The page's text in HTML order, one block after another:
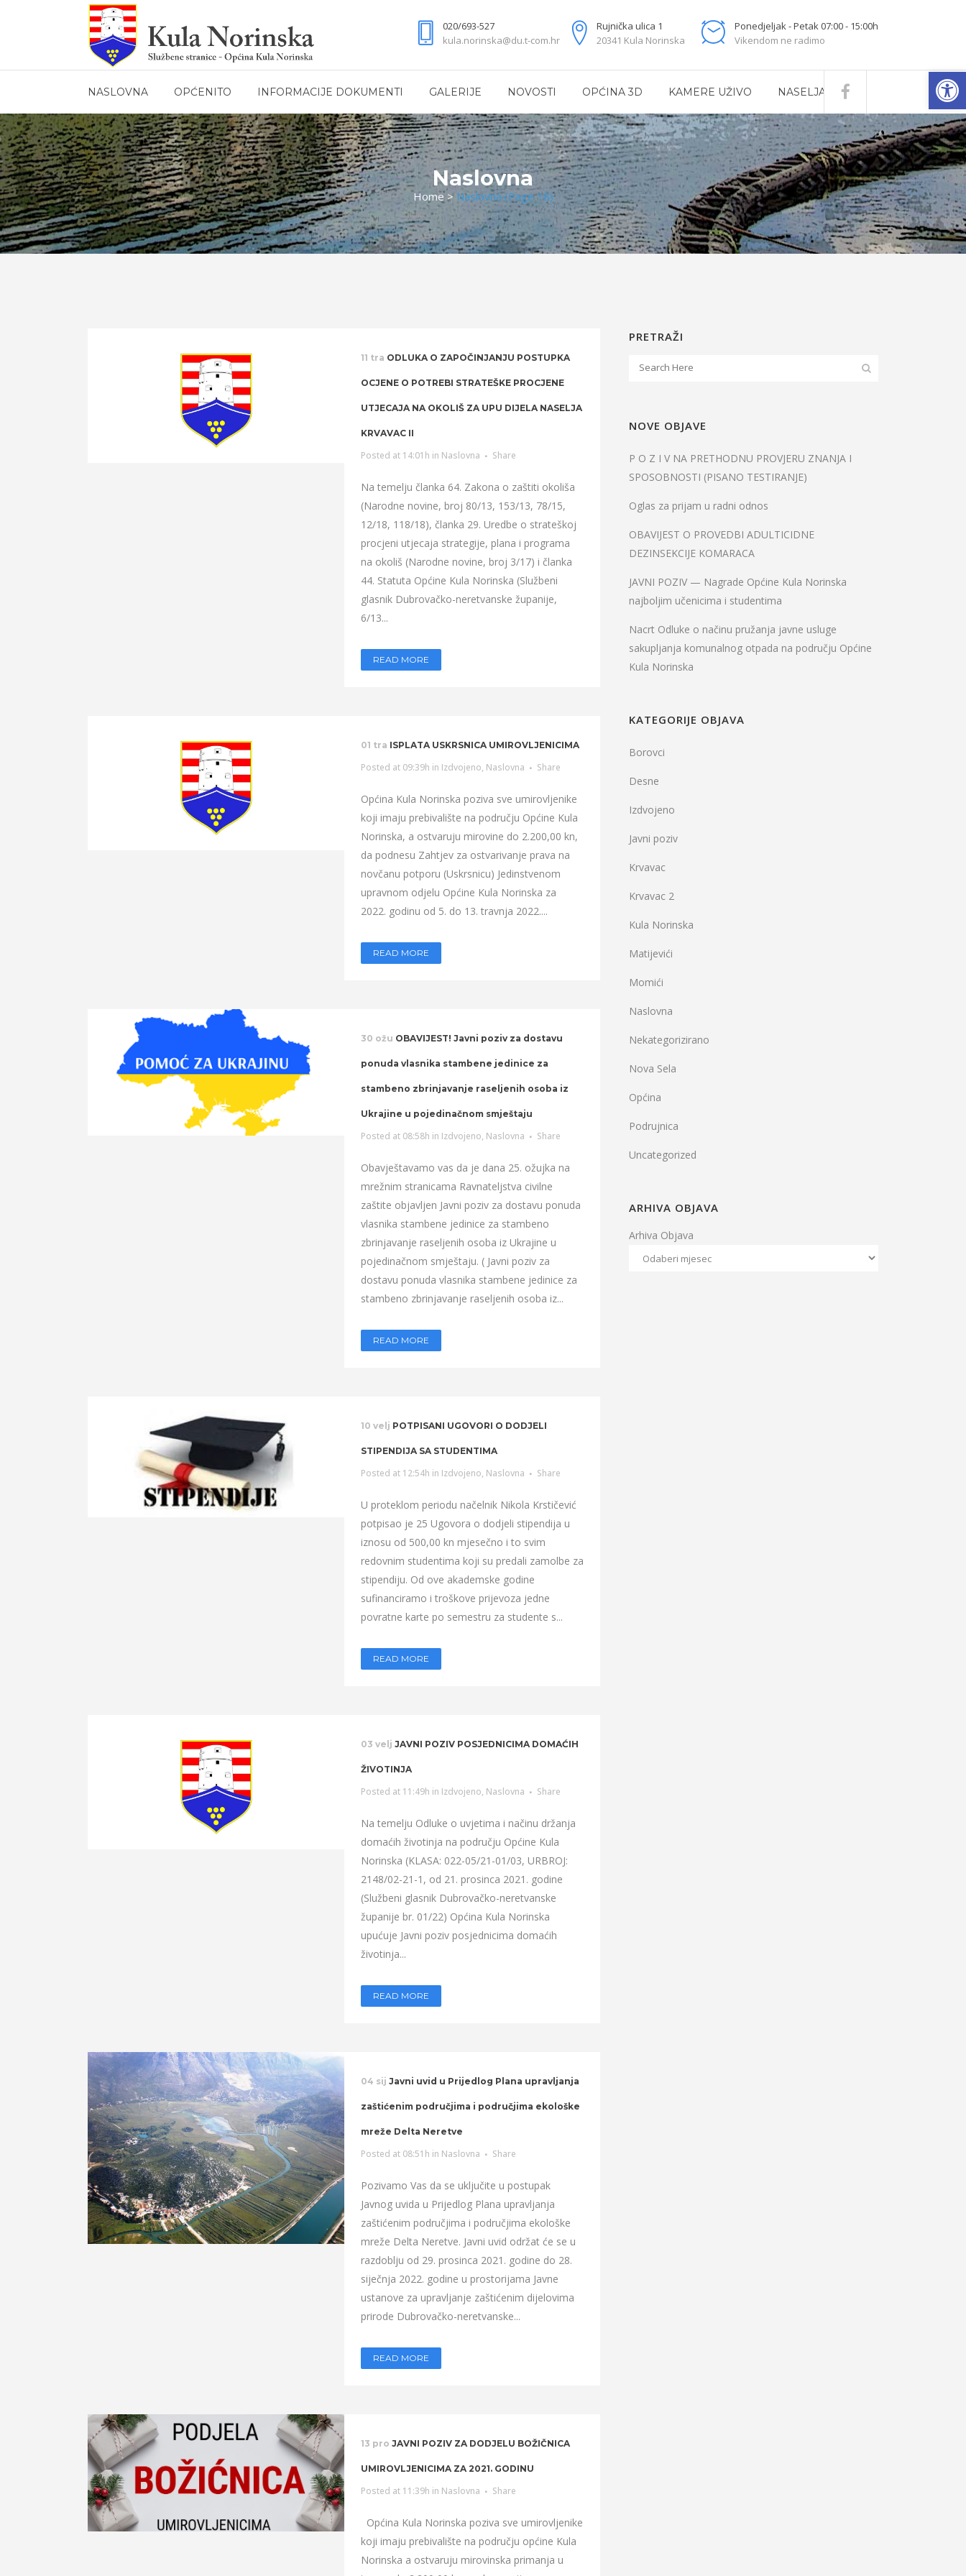
020/693-527
kula.norinska@du.t-com.hr
Rujnička ulica 1
20341 Kula Norinska
Ponedjeljak - Petak 07:00 - 15:00h
Vikendom ne radimo
NASLOVNA OPĆENITO INFORMACIJE DOKUMENTI GALERIJE NOVOSTI OPĆINA 3D KAMERE UŽIVO NASELJA
Naslovna
Home> Naslovna(Page 18)
11 tra ODLUKA O ZAPOČINJANJU POSTUPKA
OCJENE O POTREBI STRATEŠKE PROCJENE
UTJECAJA NA OKOLIŠ ZA UPU DIJELA NASELJA
KRVAVAC II
Posted at 14:01h in Naslovna Share
Na temelju članka 64. Zakona o zaštiti okoliša
(Narodne novine, broj 80/13, 153/13, 78/15,
12/18, 118/18), članka 29. Uredbe o strateškoj
procjeni utjecaja strategije, plana i programa
na okoliš (Narodne novine, broj 3/17) i članka
44. Statuta Općine Kula Norinska (Službeni
glasnik Dubrovačko-neretvanske županije,
6/13...
READ MORE
01 tra ISPLATA USKRSNICA UMIROVLJENICIMA
Posted at 09:39h in Izdvojeno, Naslovna Share
Općina Kula Norinska poziva sve umirovljenike
koji imaju prebivalište na području Općine Kula
Norinska, a ostvaruju mirovine do 2.200,00 kn,
da podnesu Zahtjev za ostvarivanje prava na
novčanu potporu (Uskrsnicu) Jedinstvenom
upravnom odjelu Općine Kula Norinska za
2022. godinu od 5. do 13. travnja 2022....
READ MORE
30 ožu OBAVIJEST! Javni poziv za dostavu
ponuda vlasnika stambene jedinice za
stambeno zbrinjavanje raseljenih osoba iz
Ukrajine u pojedinačnom smještaju
Posted at 08:58h in Izdvojeno, Naslovna Share
Obavještavamo vas da je dana 25. ožujka na
mrežnim stranicama Ravnateljstva civilne
zaštite objavljen Javni poziv za dostavu ponuda
vlasnika stambene jedinice za stambeno
zbrinjavanje raseljenih osoba iz Ukrajine u
pojedinačnom smještaju. ( Javni poziv za
dostavu ponuda vlasnika stambene jedinice za
stambeno zbrinjavanje raseljenih osoba iz...
READ MORE
10 velj POTPISANI UGOVORI O DODJELI
STIPENDIJA SA STUDENTIMA
Posted at 12:54h in Izdvojeno, Naslovna Share
U proteklom periodu načelnik Nikola Krstičević
potpisao je 25 Ugovora o dodjeli stipendija u
iznosu od 500,00 kn mjesečno i to svim
redovnim studentima koji su predali zamolbe za
stipendiju. Od ove akademske godine
sufinanciramo i troškove prijevoza jedne
povratne karte po semestru za studente s...
READ MORE
03 velj JAVNI POZIV POSJEDNICIMA DOMAĆIH
ŽIVOTINJA
Posted at 11:49h in Izdvojeno, Naslovna Share
Na temelju Odluke o uvjetima i načinu držanja
domaćih životinja na području Općine Kula
Norinska (KLASA: 022-05/21-01/03, URBROJ:
2148/02-21-1, od 21. prosinca 2021. godine
(Službeni glasnik Dubrovačko-neretvanske
županije br. 01/22) Općina Kula Norinska
upućuje Javni poziv posjednicima domaćih
životinja...
READ MORE
04 sij Javni uvid u Prijedlog Plana upravljanja
zaštićenim područjima i područjima ekološke
mreže Delta Neretve
Posted at 08:51h in Naslovna Share
Pozivamo Vas da se uključite u postupak
Javnog uvida u Prijedlog Plana upravljanja
zaštićenim područjima i područjima ekološke
mreže Delta Neretve. Javni uvid održat će se u
razdoblju od 29. prosinca 2021. godine do 28.
siječnja 2022. godine u prostorijama Javne
ustanove za upravljanje zaštićenim dijelovima
prirode Dubrovačko-neretvanske...
READ MORE
13 pro JAVNI POZIV ZA DODJELU BOŽIČNICA
UMIROVLJENICIMA ZA 2021. GODINU
Posted at 11:39h in Naslovna Share
Općina Kula Norinska poziva sve umirovljenike
koji imaju prebivalište na području općine Kula
Norinska a ostvaruju mirovinska primanja u
PRETRAŽI
NOVE OBJAVE
P O Z I V NA PRETHODNU PROVJERU ZNANJA I
SPOSOBNOSTI (PISANO TESTIRANJE)
Oglas za prijam u radni odnos
OBAVIJEST O PROVEDBI ADULTICIDNE
DEZINSEKCIJE KOMARACA
JAVNI POZIV — Nagrade Općine Kula Norinska
najboljim učenicima i studentima
Nacrt Odluke o načinu pružanja javne usluge
sakupljanja komunalnog otpada na području Općine
Kula Norinska
KATEGORIJE OBJAVA
Borovci
Desne
Izdvojeno
Javni poziv
Krvavac
Krvavac 2
Kula Norinska
Matijevići
Momići
Naslovna
Nekategorizirano
Nova Sela
Općina
Podrujnica
Uncategorized
ARHIVA OBJAVA
Arhiva Objava